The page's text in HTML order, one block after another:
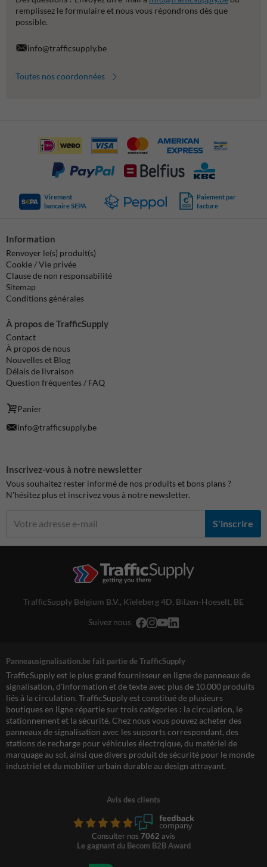
remplissez le formulaire et nous vous répondrons dès que
possible.
info@trafficsupply.be
Toutes nos coordonnées
Virement
bancaire SEPA
Paiement par
facture
Information
Renvoyer le(s) produit(s)
Cookie / Vie privée
Clause de non responsabilité
Sitemap
Conditions générales
À propos de TrafficSupply
Contact
À propos de nous
Nouvelles et Blog
Délais de livraison
Question fréquentes / FAQ
Panier
info@trafficsupply.be
Inscrivez-vous à notre newsletter
Vous souhaitez rester informé de nos produits et bons plans ?
N'hésitez plus et inscrivez vous à notre newsletter.
S'inscrire
TrafficSupply Belgium B.V., Kieleberg 4D, Bilzen-Hoeselt, BE
Suivez nous
Panneausignalisation.be fait partie de TrafficSupply
TrafficSupply est le plus grand fournisseur en ligne de panneaux de
signalisation, d'information et de texte avec plus de 10.000 produits
liés à la circulation. TrafficSupply est constitué de plusieurs
boutiques en ligne répartie sur trois catégories : la circulation, le
stationnement et la sécurité. Chez nous vous pouvez acheter des
panneaux de signalisation avec les supports correspondant, des
stations de recharge pour véhicules électrqique, du matériel de
marquage au sol, ainsi que divers produit de sécurité pour le monde
industriel et du mobilier urbain durable au design attrayant.
Avis des clients
Consulter nos 7062 avis
Le gagnant du Becom B2B Award